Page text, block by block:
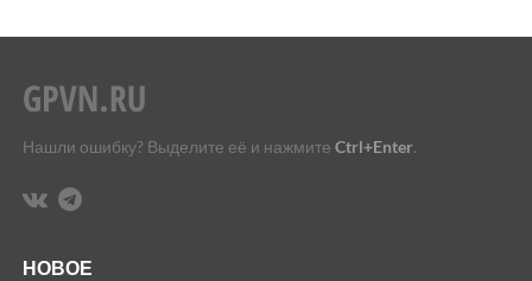
Нашли ошибку? Выделите её и нажмите Ctrl+Enter.
НОВОЕ